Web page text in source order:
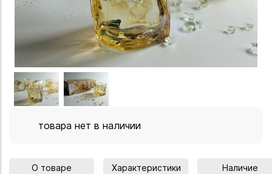
товара нет в наличии
О товаре Характеристики Наличие